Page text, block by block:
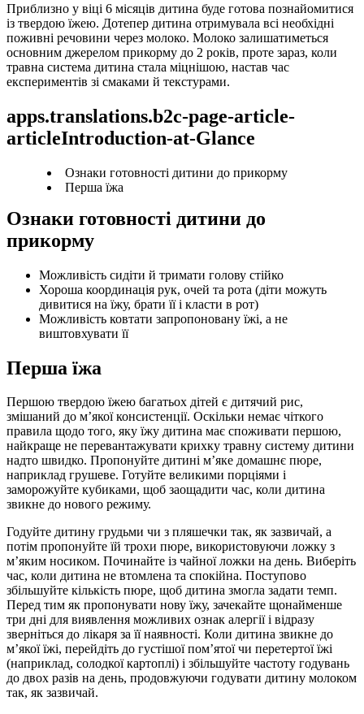
Приблизно у віці 6 місяців дитина буде готова познайомитися
із твердою їжею. Дотепер дитина отримувала всі необхідні
поживні речовини через молоко. Молоко залишатиметься
основним джерелом прикорму до 2 років, проте зараз, коли
травна система дитина стала міцнішою, настав час
експериментів зі смаками й текстурами.
apps.translations.b2c-page-article-
articleIntroduction-at-Glance
Ознаки готовності дитини до прикорму
Перша їжа
Ознаки готовності дитини до
прикорму
Можливість сидіти й тримати голову стійко
Хороша координація рук, очей та рота (діти можуть
дивитися на їжу, брати її і класти в рот)
Можливість ковтати запропоновану їжі, а не
виштовхувати її
Перша їжа
Першою твердою їжею багатьох дітей є дитячий рис,
змішаний до м’якої консистенції. Оскільки немає чіткого
правила щодо того, яку їжу дитина має споживати першою,
найкраще не перевантажувати крихку травну систему дитини
надто швидко. Пропонуйте дитині м’яке домашнє пюре,
наприклад грушеве. Готуйте великими порціями і
заморожуйте кубиками, щоб заощадити час, коли дитина
звикне до нового режиму.
Годуйте дитину грудьми чи з пляшечки так, як зазвичай, а
потім пропонуйте їй трохи пюре, використовуючи ложку з
м’яким носиком. Починайте із чайної ложки на день. Виберіть
час, коли дитина не втомлена та спокійна. Поступово
збільшуйте кількість пюре, щоб дитина змогла задати темп.
Перед тим як пропонувати нову їжу, зачекайте щонайменше
три дні для виявлення можливих ознак алергії і відразу
зверніться до лікаря за її наявності. Коли дитина звикне до
м’якої їжі, перейдіть до густішої пом’ятої чи перетертої їжі
(наприклад, солодкої картоплі) і збільшуйте частоту годувань
до двох разів на день, продовжуючи годувати дитину молоком
так, як зазвичай.